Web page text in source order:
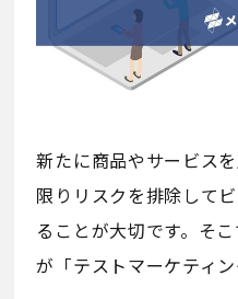
新たに商品やサービス
限りリスクを排除して
ることが大切です。そ
が「テストマーケティン